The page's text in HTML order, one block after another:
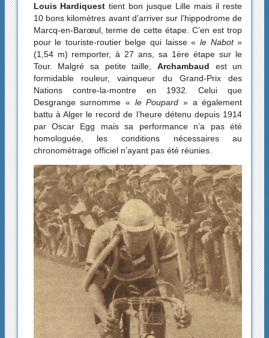
Louis Hardiquest tient bon jusque Lille mais il reste
10 bons kilomètres avant d’arriver sur l’hippodrome de
Marcq-en-Barœul, terme de cette étape. C’en est trop
pour le touriste-routier belge qui laisse « le Nabot»
(1,54 m) remporter, à 27 ans, sa 1ère étape sur le
Tour. Malgré sa petite taille, Archambaud est un
formidable rouleur, vainqueur du Grand-Prix des
Nations contre-la-montre en 1932. Celui que
Desgrange surnomme « le Poupard » a également
battu à Alger le record de l’heure détenu depuis 1914
par Oscar Egg mais sa performance n’a pas été
homologuée, les conditions nécessaires au
chronométrage officiel n’ayant pas été réunies.